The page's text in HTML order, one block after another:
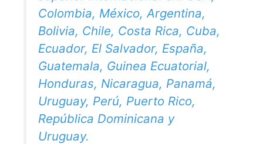
Colombia, México, Argentina,
Bolivia, Chile, Costa Rica, Cuba,
Ecuador, El Salvador, España,
Guatemala, Guinea Ecuatorial,
Honduras, Nicaragua, Panamá,
Uruguay, Perú, Puerto Rico,
República Dominicana y
Uruguay.